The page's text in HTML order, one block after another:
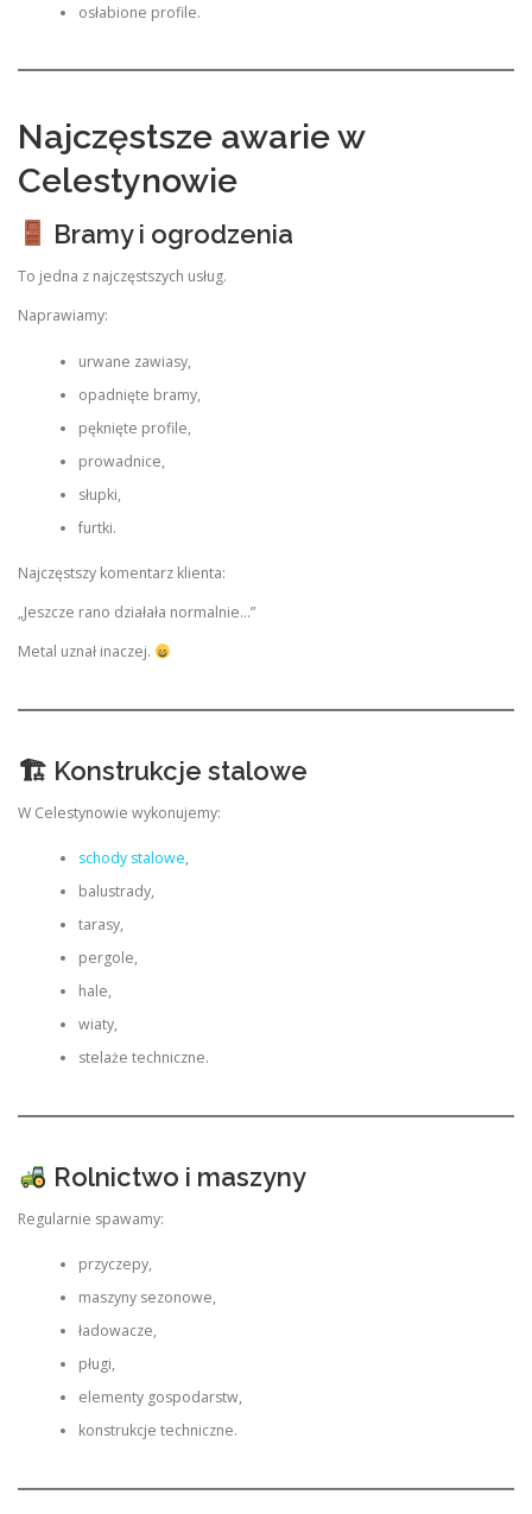
osłabione profile.
Najczęstsze awarie w
Celestynowie
Bramy i ogrodzenia
To jedna z najczęstszych usług.
Naprawiamy:
urwane zawiasy,
opadnięte bramy,
pęknięte profile,
prowadnice,
słupki,
furtki.
Najczęstszy komentarz klienta:
„Jeszcze rano działała normalnie…”
Metal uznał inaczej.
🏗 Konstrukcje stalowe
W Celestynowie wykonujemy:
schody stalowe,
balustrady,
tarasy,
pergole,
hale,
wiaty,
stelaże techniczne.
Rolnictwo i maszyny
Regularnie spawamy:
przyczepy,
maszyny sezonowe,
ładowacze,
pługi,
elementy gospodarstw,
konstrukcje techniczne.